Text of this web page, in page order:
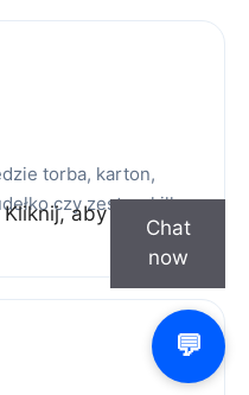
torba, karton,
czy zestaw kilku
aby
Chat
now